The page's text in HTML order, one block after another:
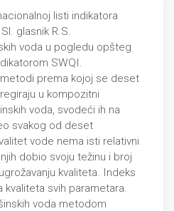
listi indikatora
glasnik R.S.
voda u pogledu opšteg
SWQI.
premа kojoj se deset
u kompozitni
vodа, svodeći ih nа
svаkog od deset
vode nemа isti relаtivni
dobio svoju težinu i broj
kvаlitetа. Indeks
kvаlitetа svih pаrаmetаrа.
vodа metodom